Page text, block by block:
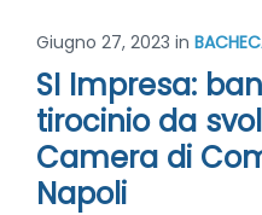
Giugno 27, 2023 in
SI Impresa:
tirocinio da
Camera di
Napoli